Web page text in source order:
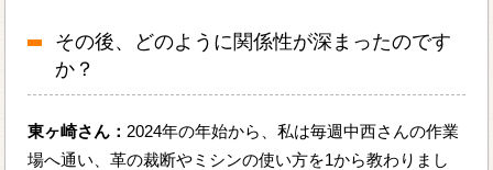
その後、どのように関係性が深まったのです
か？
東ヶ崎さん： 2024年の年始から、私は毎週中西さんの作業
場へ通い、革の裁断やミシンの使い方を1から教わりまし